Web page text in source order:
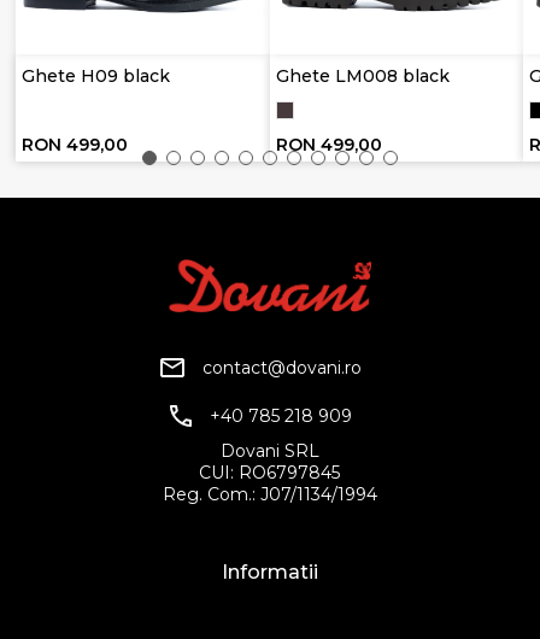
Ghete H09 black
RON 499,00
Ghete LM008 black
RON 499,00
contact@dovani.ro
+40 785 218 909
Dovani SRL
CUI: RO6797845
Reg. Com.: J07/1134/1994
Informatii